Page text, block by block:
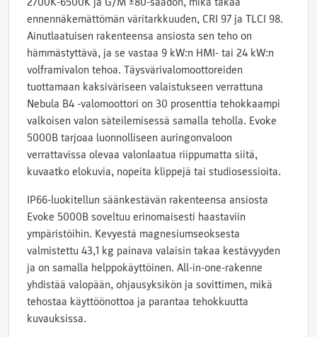
ennennäkemättömän väritarkkuuden, CRI 97 ja TLCI 98.
Ainutlaatuisen rakenteensa ansiosta sen teho on
hämmästyttävä, ja se vastaa 9 kW:n HMI- tai 24 kW:n
volframivalon tehoa. Täysvärivalomoottoreiden
tuottamaan kaksiväriseen valaistukseen verrattuna
Nebula B4 -valomoottori on 30 prosenttia tehokkaampi
valkoisen valon säteilemisessä samalla teholla. Evoke
5000B tarjoaa luonnolliseen auringonvaloon
verrattavissa olevaa valonlaatua riippumatta siitä,
kuvaatko elokuvia, nopeita klippejä tai studiosessioita.
IP66-luokitellun säänkestävän rakenteensa ansiosta
Evoke 5000B soveltuu erinomaisesti haastaviin
ympäristöihin. Kevyestä magnesiumseoksesta
valmistettu 43,1 kg painava valaisin takaa kestävyyden
ja on samalla helppokäyttöinen. All-in-one-rakenne
yhdistää valopään, ohjausyksikön ja sovittimen, mikä
tehostaa käyttöönottoa ja parantaa tehokkuutta
kuvauksissa.